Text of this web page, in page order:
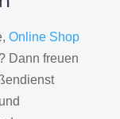
Online Shop
Dann freuen